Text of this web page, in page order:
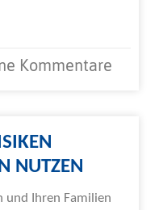
Kommentare
NUTZEN
und Ihren Familien